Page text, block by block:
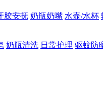
胶安抚 奶瓶奶嘴 水壶/水杯
奶瓶清洗 日常护理 驱蚊防